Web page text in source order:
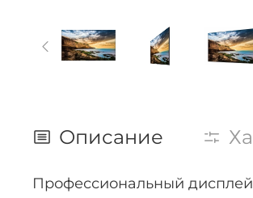
Описание
Профессиональный дисплей